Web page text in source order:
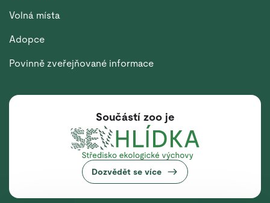
Volná místa
Adopce
Povinně zveřejňované informace
Součástí zoo je
Dozvědět se více